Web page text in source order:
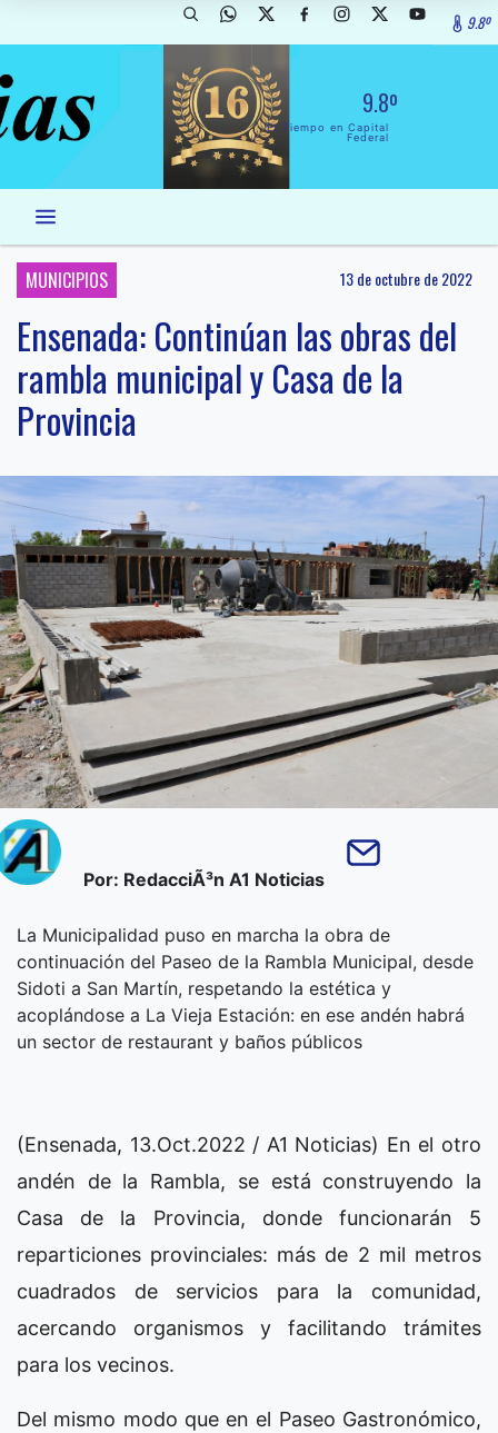
9.8º
9.8º
El Tiempo en Capital
Federal
MUNICIPIOS 13 de octubre de 2022
Ensenada: Continúan las obras del
rambla municipal y Casa de la
Provincia
Por: RedacciÃ³n A1 Noticias
La Municipalidad puso en marcha la obra de
continuación del Paseo de la Rambla Municipal, desde
Sidoti a San Martín, respetando la estética y
acoplándose a La Vieja Estación: en ese andén habrá
un sector de restaurant y baños públicos
(Ensenada, 13.Oct.2022 / A1 Noticias) En el otro
andén de la Rambla, se está construyendo la
Casa de la Provincia, donde funcionarán 5
reparticiones provinciales: más de 2 mil metros
cuadrados de servicios para la comunidad,
acercando organismos y facilitando trámites
para los vecinos.
Del mismo modo que en el Paseo Gastronómico,